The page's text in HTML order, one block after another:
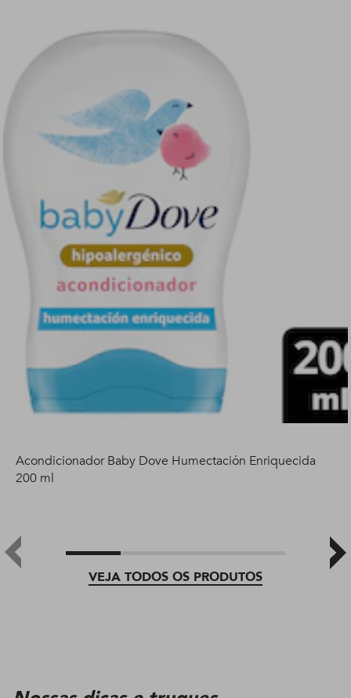
VEJA TODOS OS PRODUTOS
Acondicionador Baby Dove Humectación Enriquecida
200 ml